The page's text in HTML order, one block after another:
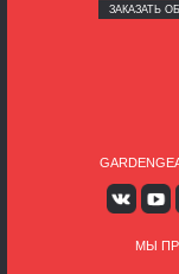
ЗАКАЗАТЬ
МЫ